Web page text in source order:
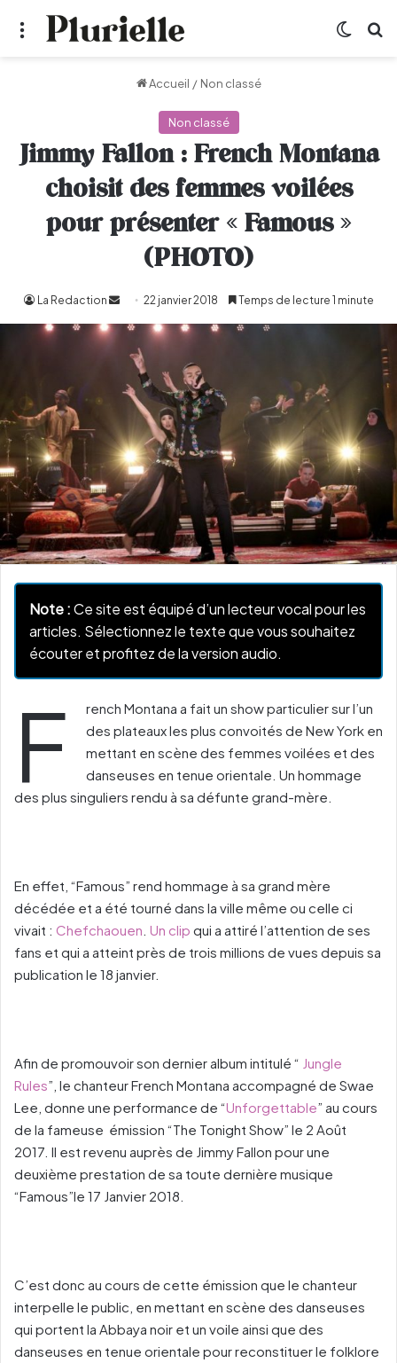
Menu
Accueil / Non classé
Non classé
Jimmy Fallon : French Montana
choisit des femmes voilées
pour présenter « Famous »
(PHOTO)
La Redaction
Envoyer
un
courriel
22 janvier 2018 Temps de lecture 1 minute
Note :Ce site est équipé d’un lecteur vocal pour les
articles. Sélectionnez le texte que vous souhaitez
écouter et profitez de la version audio.
F
rench Montana a fait un show particulier sur l’un
des plateaux les plus convoités de New York en
mettant en scène des femmes voilées et des
danseuses en tenue orientale. Un hommage
des plus singuliers rendu à sa défunte grand-mère.
En effet, “Famous” rend hommage à sa grand mère
décédée et a été tourné dans la ville même ou celle ci
vivait : Chefchaouen Un clip qui a attiré l’attention de ses
fans et qui a atteint près de trois millions de vues depuis sa
publication le 18 janvier.
Afin de promouvoir son dernier album intitulé “ Jungle
Rules”, le chanteur French Montana accompagné de Swae
Lee, donne une performance de “Unforgettable” au cours
de la fameuse émission “The Tonight Show” le 2 Août
2017. Il est revenu auprès de Jimmy Fallon pour une
deuxième prestation de sa toute dernière musique
“Famous”le 17 Janvier 2018.
C’est donc au cours de cette émission que le chanteur
interpelle le public, en mettant en scène des danseuses
qui portent la Abbaya noir et un voile ainsi que des
danseuses en tenue orientale pour reconstituer le folklore